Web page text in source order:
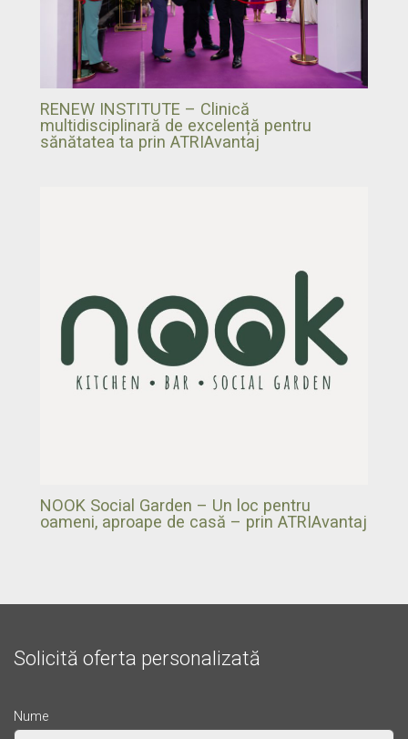
RENEW INSTITUTE – Clinică
multidisciplinară de excelență pentru
sănătatea ta prin ATRIAvantaj
NOOK Social Garden – Un loc pentru
oameni, aproape de casă – prin ATRIAvantaj
Solicită oferta personalizată
Nume